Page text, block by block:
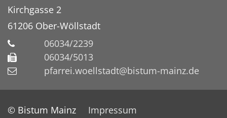
Kirchgasse 2
61206 Ober-Wöllstadt
06034/2239
06034/5013
pfarrei.woellstadt@bistum-mainz.de
© Bistum Mainz
Impressum